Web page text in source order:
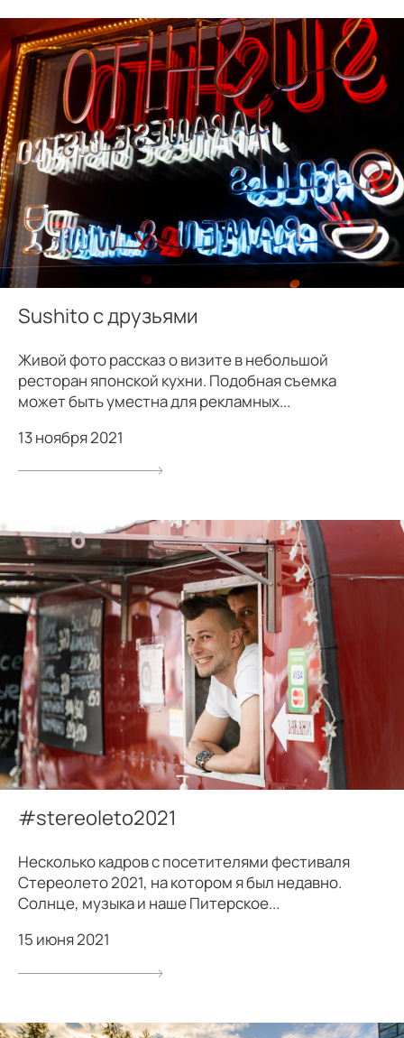
Sushito с друзьями
Живой фото рассказ о визите в небольшой
ресторан японской кухни. Подобная съемка
может быть уместна для рекламных...
13 ноября 2021
#stereoleto2021
Несколько кадров с посетителями фестиваля
Стереолето 2021, на котором я был недавно.
Солнце, музыка и наше Питерское...
15 июня 2021